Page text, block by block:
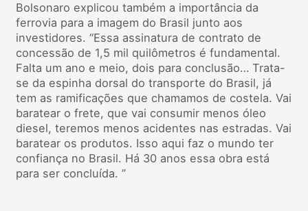
Bolsonaro explicou também a importância da
ferrovia para a imagem do Brasil junto aos
investidores. “Essa assinatura de contrato de
concessão de 1,5 mil quilômetros é fundamental.
Falta um ano e meio, dois para conclusão… Trata-
se da espinha dorsal do transporte do Brasil, já
tem as ramificações que chamamos de costela. Vai
baratear o frete, que vai consumir menos óleo
diesel, teremos menos acidentes nas estradas. Vai
baratear os produtos. Isso aqui faz o mundo ter
confiança no Brasil. Há 30 anos essa obra está
para ser concluída. ”